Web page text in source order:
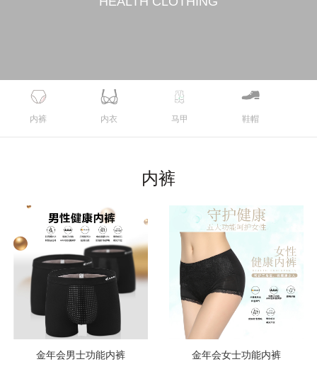
联系金年会·金字招牌诚信至上 |有限公司
内裤 内衣 马甲 鞋帽
内裤
金年会男士功能内裤 金年会女士功能内裤